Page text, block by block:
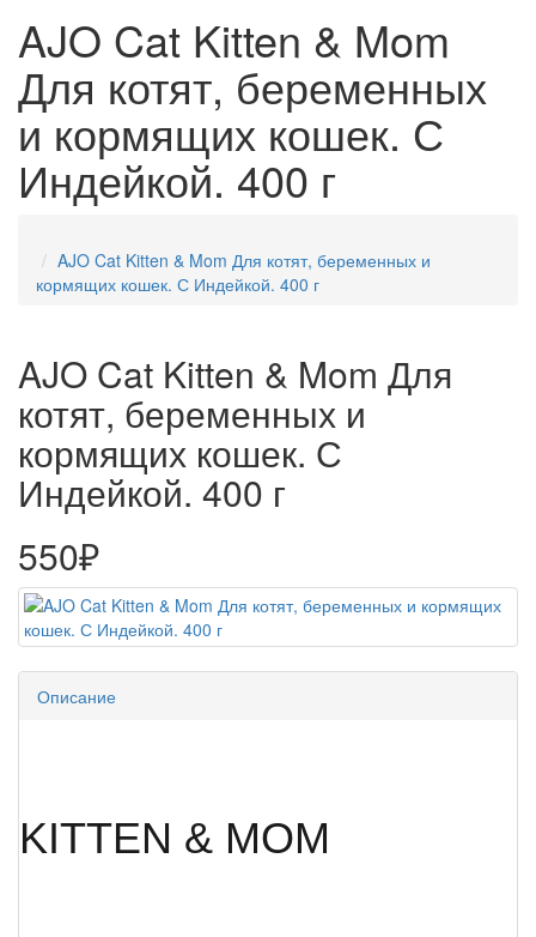
AJO Cat Kitten & Mom
Для котят, беременных
и кормящих кошек. С
Индейкой. 400 г
AJO Cat Kitten & Mom Для котят, беременных и
кормящих кошек. С Индейкой. 400 г
AJO Cat Kitten & Mom Для
котят, беременных и
кормящих кошек. С
Индейкой. 400 г
550₽
Описание
KITTEN & MOM